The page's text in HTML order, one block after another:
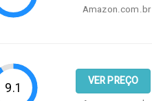
Amazon.com.br
9.1 VER PREÇO